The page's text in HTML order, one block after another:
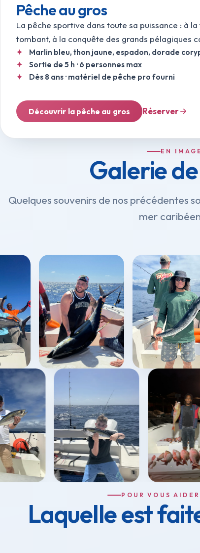
Pêche au gros
La pêche sportive dans toute sa puissance : à
tombant, à la conquête des grands pélagiques
Marlin bleu, thon jaune, espadon, dorade
Sortie de 5 h · 6 personnes max
Dès 8 ans · matériel de pêche pro fourni
Découvrir la pêche au gros Réserver
EN
Galerie
Quelques souvenirs de nos précédentes
mer
POUR VOUS
Laquelle est